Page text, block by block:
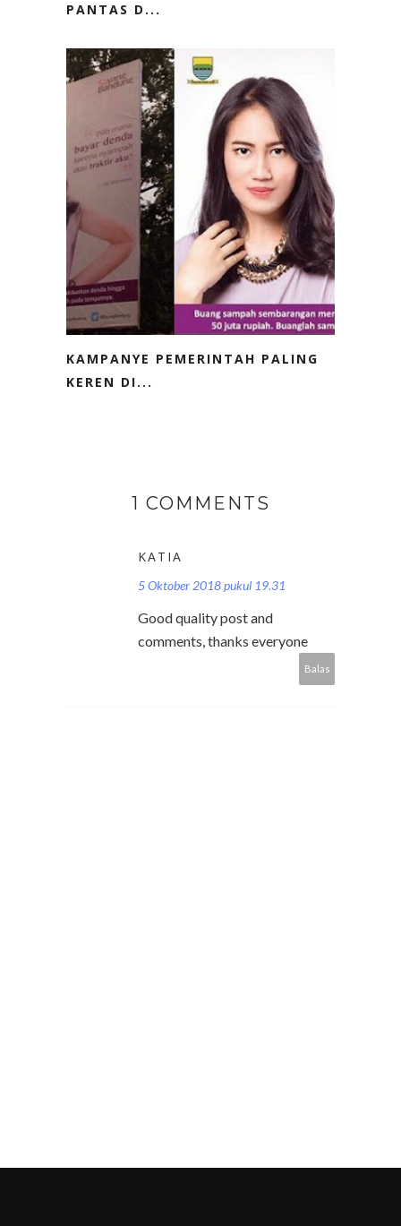
PANTAS D...
KAMPANYE PEMERINTAH PALING
KEREN DI...
1 COMMENTS
KATIA
5 Oktober 2018 pukul 19.31
Good quality post and
comments, thanks everyone
Balas